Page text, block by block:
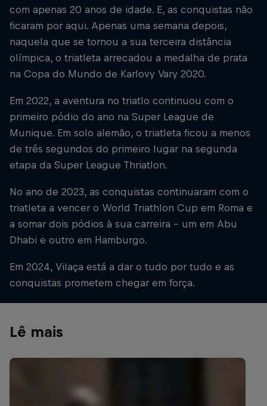
com apenas 20 anos de idade. E, as conquistas não
ficaram por aqui. Apenas uma semana depois,
naquela que se tornou a sua terceira distância
olímpica, o triatleta arrecadou a medalha de prata
na Copa do Mundo de Karlovy Vary 2020.
Em 2022, a aventura no triatlo continuou com o
primeiro pódio do ano na Super League de
Munique. Em solo alemão, o triatleta ficou a menos
de três segundos do primeiro lugar na segunda
etapa da Super League Thriatlon.
No ano de 2023, as conquistas continuaram com o
triatleta a vencer o World Triathlon Cup em Roma e
a somar dois pódios à sua carreira - um em Abu
Dhabi e outro em Hamburgo.
Em 2024, Vilaça está a dar o tudo por tudo e as
conquistas prometem chegar em força.
Lê mais